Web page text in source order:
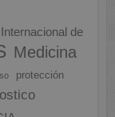
de
Medicina
protección